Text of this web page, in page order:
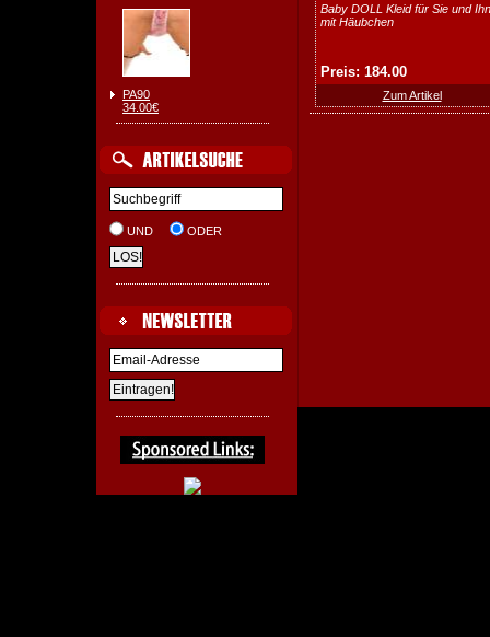
PA90
34.00€
UND ODER
Baby DOLL Kleid für Sie und Ihn
mit Häubchen
Preis: 184.00
Zum Artikel